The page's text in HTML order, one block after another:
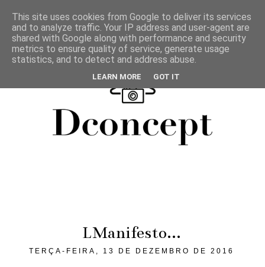
LManifesto...
TERÇA-FEIRA, 13 DE DEZEMBRO DE 2016
This site uses cookies from Google to deliver its services
and to analyze traffic. Your IP address and user-agent are
shared with Google along with performance and security
metrics to ensure quality of service, generate usage
statistics, and to detect and address abuse.
LEARN MORE GOT IT